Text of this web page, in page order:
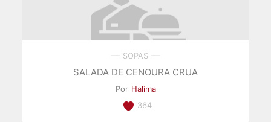
SOPAS
SALADA DE CENOURA CRUA
Por Halima
364